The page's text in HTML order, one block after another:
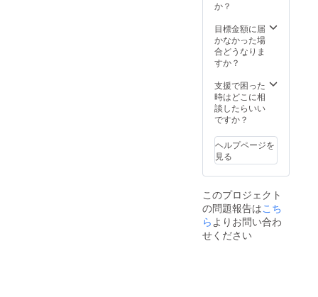
最初の
ら1年間
有効で
す。
丸部分
に応じ
て陰茎
部分）
上記記
をすべ
て施術
いたし
ます。
を考慮
して、
年間最
大18回
いただ
けま
す。 ※
支援者
の方は
か？
目標金額に届
かなかった場
合どうなりま
すか？
支援で困った
時はどこに相
談したらいい
ですか？
ヘルプページを
見る
このプロジェクト
の問題報告はこち
らよりお問い合わ
せください